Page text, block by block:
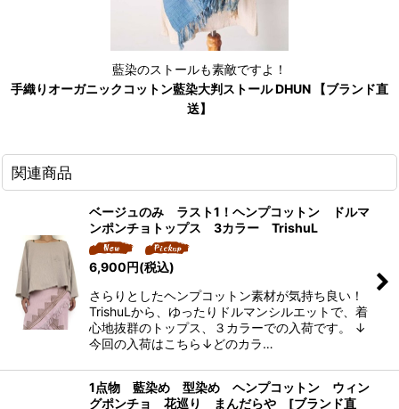
藍染のストールも素敵ですよ！
手織りオーガニックコットン藍染大判ストール DHUN 【ブランド直
送】
関連商品
ベージュのみ ラスト1！ヘンプコットン ドルマ
ンポンチョトップス 3カラー TrishuL
6,900円(税込)
さらりとしたヘンプコットン素材が気持ち良い！
TrishuLから、ゆったりドルマンシルエットで、着
心地抜群のトップス、３カラーでの入荷です。 ↓
今回の入荷はこちら↓どのカラ…
1点物 藍染め 型染め ヘンプコットン ウィン
グポンチョ 花巡り まんだらや [ブランド直